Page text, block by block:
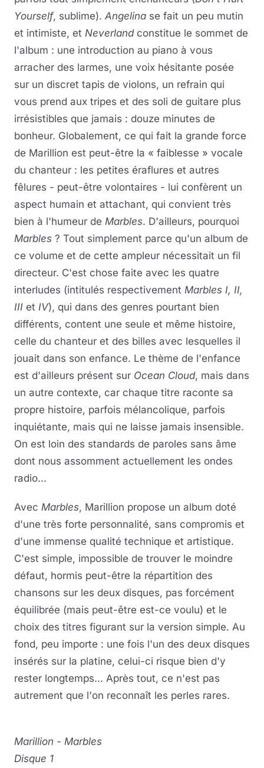
Yourself, sublime). Angelina se fait un peu mutin
et intimiste, et Neverland constitue le sommet de
l'album : une introduction au piano à vous
arracher des larmes, une voix hésitante posée
sur un discret tapis de violons, un refrain qui
vous prend aux tripes et des soli de guitare plus
irrésistibles que jamais : douze minutes de
bonheur. Globalement, ce qui fait la grande force
de Marillion est peut-être la « faiblesse » vocale
du chanteur : les petites éraflures et autres
fêlures - peut-être volontaires - lui confèrent un
aspect humain et attachant, qui convient très
bien à l'humeur de Marbles. D'ailleurs, pourquoi
Marbles ? Tout simplement parce qu'un album de
ce volume et de cette ampleur nécessitait un fil
directeur. C'est chose faite avec les quatre
interludes (intitulés respectivement Marbles I, II,
III et IV), qui dans des genres pourtant bien
différents, content une seule et même histoire,
celle du chanteur et des billes avec lesquelles il
jouait dans son enfance. Le thème de l'enfance
est d'ailleurs présent sur Ocean Cloud, mais dans
un autre contexte, car chaque titre raconte sa
propre histoire, parfois mélancolique, parfois
inquiétante, mais qui ne laisse jamais insensible.
On est loin des standards de paroles sans âme
dont nous assomment actuellement les ondes
radio...
Avec Marbles, Marillion propose un album doté
d'une très forte personnalité, sans compromis et
d'une immense qualité technique et artistique.
C'est simple, impossible de trouver le moindre
défaut, hormis peut-être la répartition des
chansons sur les deux disques, pas forcément
équilibrée (mais peut-être est-ce voulu) et le
choix des titres figurant sur la version simple. Au
fond, peu importe : une fois l'un des deux disques
insérés sur la platine, celui-ci risque bien d'y
rester longtemps... Après tout, ce n'est pas
autrement que l'on reconnaît les perles rares.
Marillion - Marbles
Disque 1